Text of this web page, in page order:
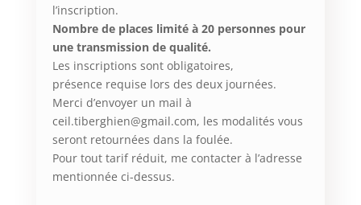
l’inscription.
Nombre de places limité à 20 personnes pour
une transmission de qualité.
Les inscriptions sont obligatoires,
présence requise lors des deux journées.
Merci d’envoyer un mail à
ceil.tiberghien@gmail.com, les modalités vous
seront retournées dans la foulée.
Pour tout tarif réduit, me contacter à l’adresse
mentionnée ci-dessus.